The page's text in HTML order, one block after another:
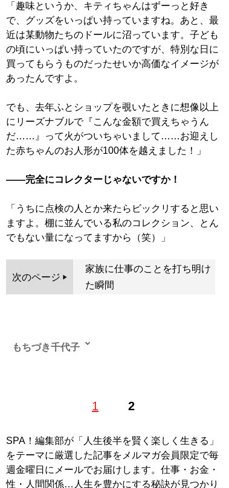
「趣味というか、キティちゃんはずーっと好き
で、グッズをいっぱい持っていますね。あと、最
近は某動物たちのドールに沼っています。子ども
の頃にいっぱい持っていたのですが、特別な日に
買ってもらうものだったせいか高価なイメージが
あったんですよ。
でも、去年ふとショップを覗いたときに想像以上
にリーズナブルで『こんな金額で買えちゃうん
だ……』って火がついちゃいまして……お迎えし
た赤ちゃんのお人形が100体を越えました！」
――完全にコレクターじゃないですか！
「うちに点検の人とか来たらビックリすると思い
ますよ。棚に並んでいる私のコレクション、とん
でもない量になってますから（笑）」
次のページ
家族に仕事のことを打ち明け
た瞬間
1 2
もちづき千代子
MySPA!会員だけが読める、もちづき千代子のよりディ
・「処女喪失はアイドルを辞めた後」人気セクシー女優
が明かす、芸能生活で変化したセックス事情
・ 「子宮をキュンッとさせてくれる人…」アダルト業界
20年の笹倉杏がセックスの“リアルな本音”を告白
SPA！編集部が「人生後半を賢く楽しく生きる」
をテーマに厳選した記事をメルマガ会員限定で毎
週金曜日にメールでお届けします。仕事・お金・
性・人間関係…人生を豊かにする秘訣が見つかり